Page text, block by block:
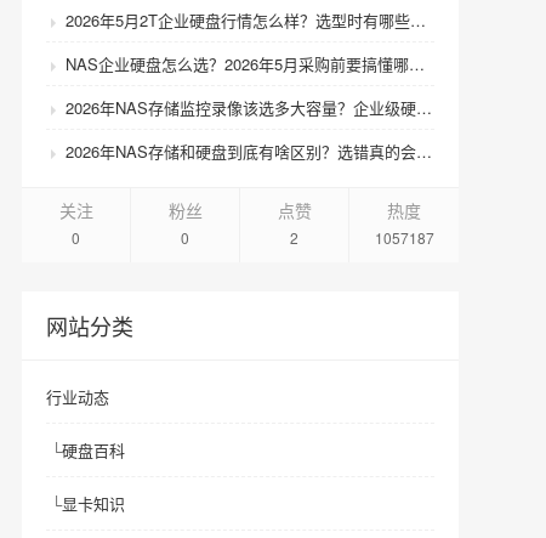
2026年5月2T企业硬盘行情怎么样？选型时有哪些避坑技巧？
NAS企业硬盘怎么选？2026年5月采购前要搞懂哪些坑？
2026年NAS存储监控录像该选多大容量？企业级硬盘怎么搭配才划算？
2026年NAS存储和硬盘到底有啥区别？选错真的会后悔吗？
关注
0
粉丝
0
点赞
2
热度
1057187
网站分类
行业动态
└硬盘百科
└显卡知识